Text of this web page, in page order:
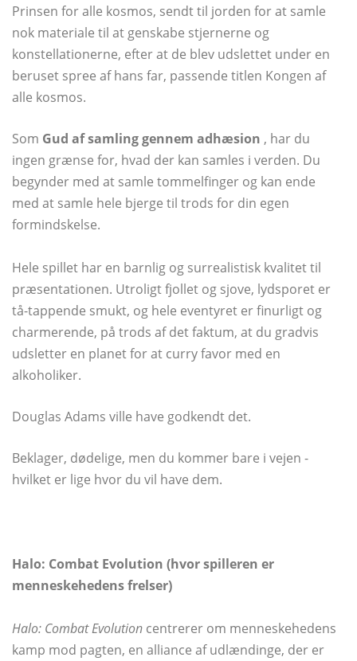
Prinsen for alle kosmos, sendt til jorden for at samle
nok materiale til at genskabe stjernerne og
konstellationerne, efter at de blev udslettet under en
beruset spree af hans far, passende titlen Kongen af ​​
alle kosmos.
Som Gud af samling gennem adhæsion , har du
ingen grænse for, hvad der kan samles i verden. Du
begynder med at samle tommelfinger og kan ende
med at samle hele bjerge til trods for din egen
formindskelse.
Hele spillet har en barnlig og surrealistisk kvalitet til
præsentationen. Utroligt fjollet og sjove, lydsporet er
tå-tappende smukt, og hele eventyret er finurligt og
charmerende, på trods af det faktum, at du gradvis
udsletter en planet for at curry favor med en
alkoholiker.
Douglas Adams ville have godkendt det.
Beklager, dødelige, men du kommer bare i vejen -
hvilket er lige hvor du vil have dem.
Halo: Combat Evolution (hvor spilleren er
menneskehedens frelser)
Halo: Combat Evolution centrerer om menneskehedens
kamp mod pagten, en alliance af udlændinge, der er